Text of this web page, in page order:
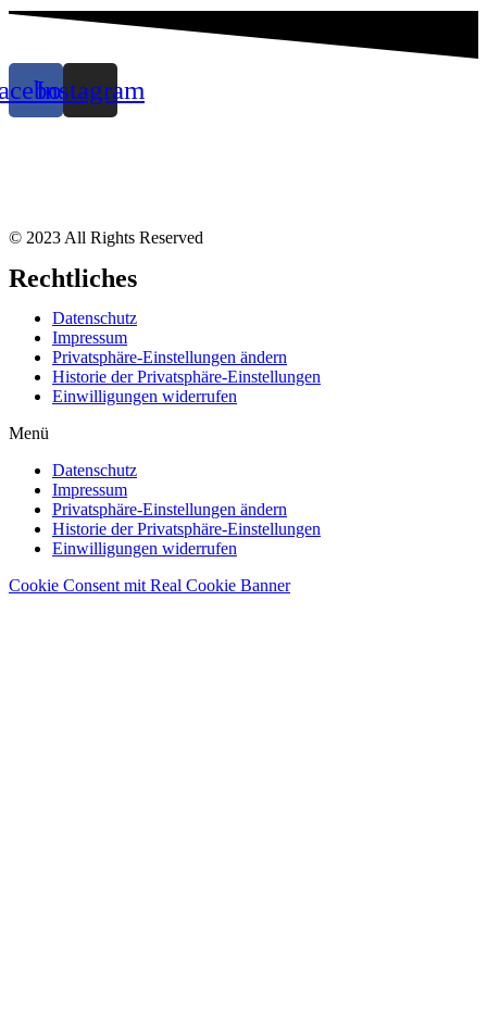
Instagram
© 2023 All Rights Reserved
Rechtliches
Datenschutz
Impressum
Privatsphäre-Einstellungen ändern
Historie der Privatsphäre-Einstellungen
Einwilligungen widerrufen
Menü
Datenschutz
Impressum
Privatsphäre-Einstellungen ändern
Historie der Privatsphäre-Einstellungen
Einwilligungen widerrufen
Cookie Consent mit Real Cookie Banner